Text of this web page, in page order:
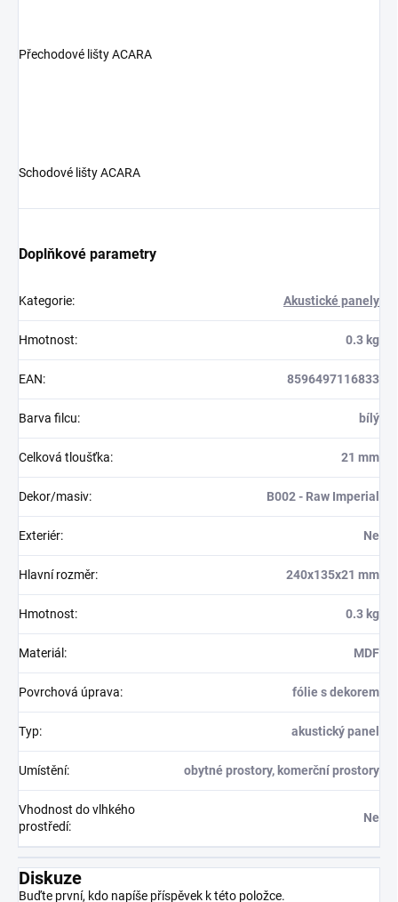
Přechodové lišty ACARA
Schodové lišty ACARA
Doplňkové parametry
Kategorie: Akustické panely
Hmotnost: 0.3 kg
EAN: 8596497116833
Barva filcu: bílý
Celková tloušťka: 21 mm
Dekor/masiv: B002 - Raw Imperial
Exteriér: Ne
Hlavní rozměr: 240x135x21 mm
Hmotnost: 0.3 kg
Materiál : MDF
Povrchová úprava: fólie s dekorem
Typ: akustický panel
Umístění: obytné prostory, komerční prostory
Vhodnost do vlhkého
prostředí:
Ne
Diskuze
Buďte první, kdo napíše příspěvek k této položce.